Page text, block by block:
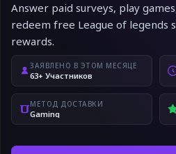
Answer paid surveys, play
redeem free League of legends
rewards.
ЗАЯВЛЕНО В ЭТОМ МЕСЯЦЕ
63+ Участников
МЕТОД ДОСТАВКИ
Gaming